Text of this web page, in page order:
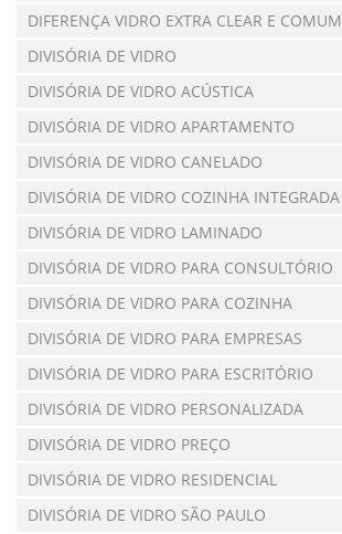
DIFERENÇA VIDRO EXTRA CLEAR E COMUM
DIVISÓRIA DE VIDRO
DIVISÓRIA DE VIDRO ACÚSTICA
DIVISÓRIA DE VIDRO APARTAMENTO
DIVISÓRIA DE VIDRO CANELADO
DIVISÓRIA DE VIDRO COZINHA INTEGRADA
DIVISÓRIA DE VIDRO LAMINADO
DIVISÓRIA DE VIDRO PARA CONSULTÓRIO
DIVISÓRIA DE VIDRO PARA COZINHA
DIVISÓRIA DE VIDRO PARA EMPRESAS
DIVISÓRIA DE VIDRO PARA ESCRITÓRIO
DIVISÓRIA DE VIDRO PERSONALIZADA
DIVISÓRIA DE VIDRO PREÇO
DIVISÓRIA DE VIDRO RESIDENCIAL
DIVISÓRIA DE VIDRO SÃO PAULO